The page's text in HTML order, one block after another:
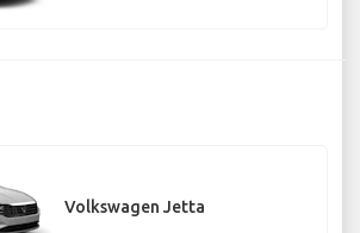
Volkswagen Jetta